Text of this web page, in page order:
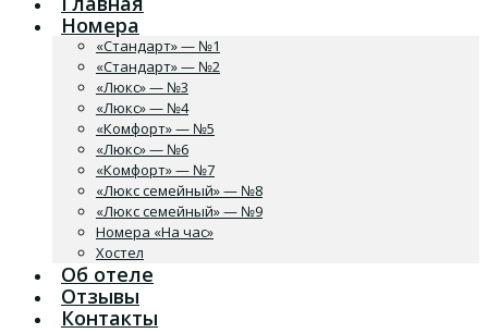
Номера
«Стандарт» — №1
«Стандарт» — №2
«Люкс» — №3
«Люкс» — №4
«Комфорт» — №5
«Люкс» — №6
«Комфорт» — №7
«Люкс семейный» — №8
«Люкс семейный» — №9
Номера «На час»
Хостел
Об отеле
Отзывы
Контакты